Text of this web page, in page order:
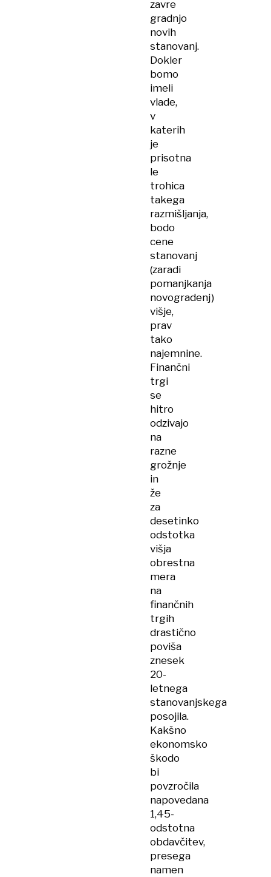
zavre
gradnjo
novih
stanovanj.
Dokler
bomo
imeli
vlade,
v
katerih
je
prisotna
le
trohica
takega
razmišljanja,
bodo
cene
stanovanj
(zaradi
pomanjkanja
novogradenj)
višje,
prav
tako
najemnine.
Finančni
trgi
se
hitro
odzivajo
na
razne
grožnje
in
že
za
desetinko
odstotka
višja
obrestna
mera
na
finančnih
trgih
drastično
poviša
znesek
20-
letnega
stanovanjskega
posojila.
Kakšno
ekonomsko
škodo
bi
povzročila
napovedana
1,45-
odstotna
obdavčitev,
presega
namen